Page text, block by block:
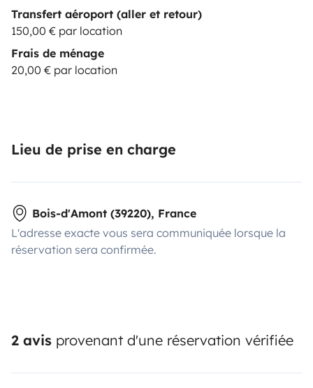
Transfert aéroport (aller et retour)
150,00 € par location
Frais de ménage
20,00 € par location
Lieu de prise en charge
Bois-d'Amont (39220), France
L'adresse exacte vous sera communiquée lorsque la
réservation sera confirmée.
2 avis provenant d'une réservation vérifiée